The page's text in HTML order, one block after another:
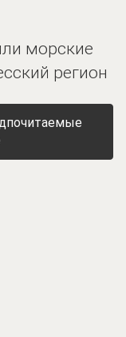
морские
регион